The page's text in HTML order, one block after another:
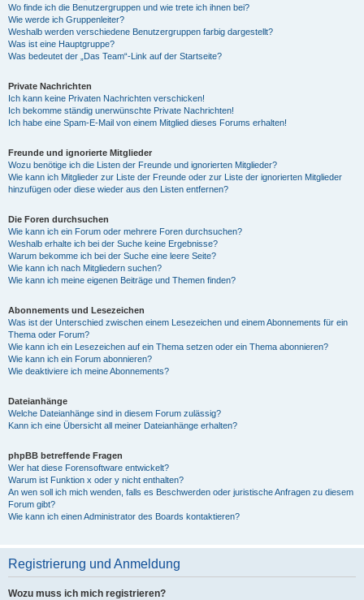
Wo finde ich die Benutzergruppen und wie trete ich ihnen bei?
Wie werde ich Gruppenleiter?
Weshalb werden verschiedene Benutzergruppen farbig dargestellt?
Was ist eine Hauptgruppe?
Was bedeutet der „Das Team“-Link auf der Startseite?
Private Nachrichten
Ich kann keine Privaten Nachrichten verschicken!
Ich bekomme ständig unerwünschte Private Nachrichten!
Ich habe eine Spam-E-Mail von einem Mitglied dieses Forums erhalten!
Freunde und ignorierte Mitglieder
Wozu benötige ich die Listen der Freunde und ignorierten Mitglieder?
Wie kann ich Mitglieder zur Liste der Freunde oder zur Liste der ignorierten Mitglieder
hinzufügen oder diese wieder aus den Listen entfernen?
Die Foren durchsuchen
Wie kann ich ein Forum oder mehrere Foren durchsuchen?
Weshalb erhalte ich bei der Suche keine Ergebnisse?
Warum bekomme ich bei der Suche eine leere Seite?
Wie kann ich nach Mitgliedern suchen?
Wie kann ich meine eigenen Beiträge und Themen finden?
Abonnements und Lesezeichen
Was ist der Unterschied zwischen einem Lesezeichen und einem Abonnements für ein
Thema oder Forum?
Wie kann ich ein Lesezeichen auf ein Thema setzen oder ein Thema abonnieren?
Wie kann ich ein Forum abonnieren?
Wie deaktiviere ich meine Abonnements?
Dateianhänge
Welche Dateianhänge sind in diesem Forum zulässig?
Kann ich eine Übersicht all meiner Dateianhänge erhalten?
phpBB betreffende Fragen
Wer hat diese Forensoftware entwickelt?
Warum ist Funktion x oder y nicht enthalten?
An wen soll ich mich wenden, falls es Beschwerden oder juristische Anfragen zu diesem
Forum gibt?
Wie kann ich einen Administrator des Boards kontaktieren?
Registrierung und Anmeldung
Wozu muss ich mich registrieren?